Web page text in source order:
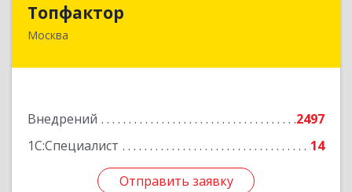
Топфактор
Москва
Внедрений
2497
1С:Специалист
14
Отправить заявку
125212, Москва г, вн.тер.г. муниципальный
Отправить заявку